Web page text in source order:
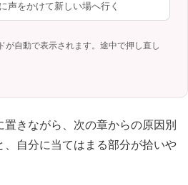
声をかけて新しい場へ行く
が自動で表示されます。途中で押し直し
きながら、次の章からの原因別
、自分に当てはまる部分が拾いや